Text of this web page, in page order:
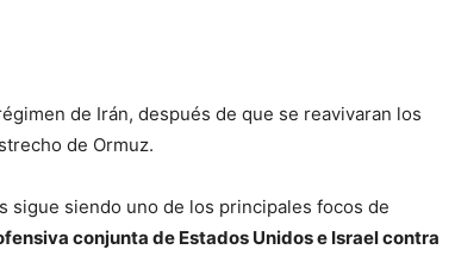
de Irán, después de que se reavivaran los
de Ormuz.
sigue siendo uno de los principales focos de
conjunta de Estados Unidos e Israel contra